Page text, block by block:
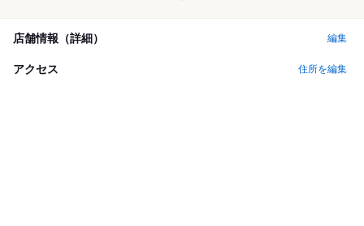
店舗情報（詳細） 編集
アクセス 住所を編集